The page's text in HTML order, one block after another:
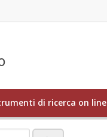
di ricerca on line